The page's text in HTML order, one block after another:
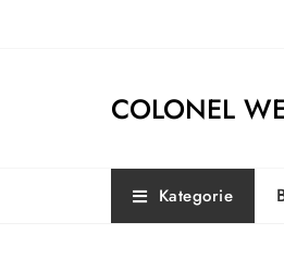
COLONEL
Kategorie